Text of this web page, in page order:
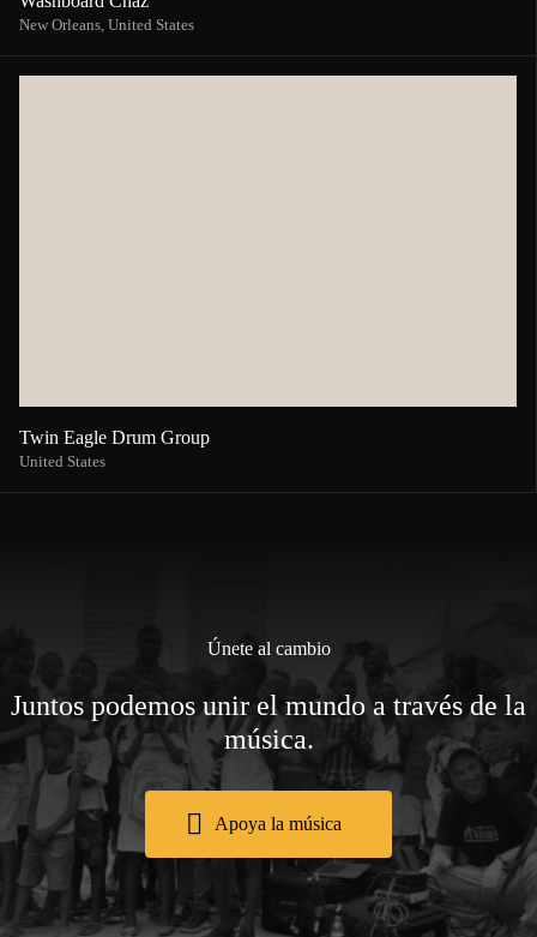
New Orleans, United States
Twin Eagle Drum Group
United States
Únete al cambio
Juntos podemos unir el mundo a través de la
música.
Apoya la música